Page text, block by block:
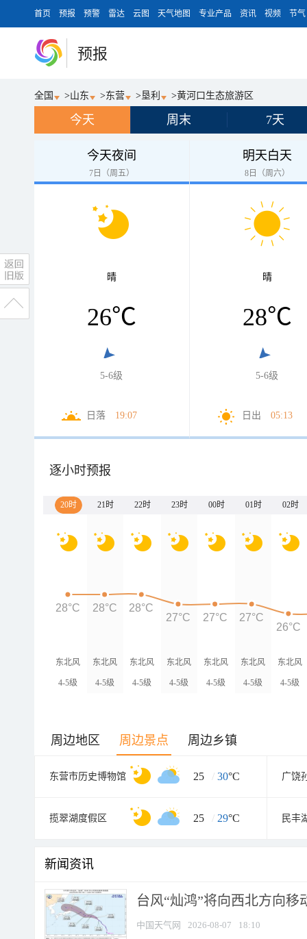
首页 预报 预警 雷达 云图 天气地图 专业产品 资讯 视频 节气
预报
全国 >山东 >东营 > 垦利 >黄河口生态旅游区
今天 周末 7天
今天夜间
7日（周五）
晴
26℃
5-6级
日落 19:07
明天白天
8日（周六）
晴
28℃
5-6级
日出 05:13
逐小时预报
20时 21时 22时 23时 00时 01时 02时
东北风
4-5级
东北风
4-5级
东北风
4-5级
东北风
4-5级
东北风
4-5级
东北风
4-5级
东北风
4-5级
28°C 28°C
28°C
27°C
27°C
27°C
26°C
周边地区 周边景点 周边乡镇
东营市历史博物馆 25 / 30°C
揽翠湖度假区 25 / 29°C 民丰
新闻资讯
台风“灿鸿”将向西北方向移
中国天气网 2026-08-07 18:10